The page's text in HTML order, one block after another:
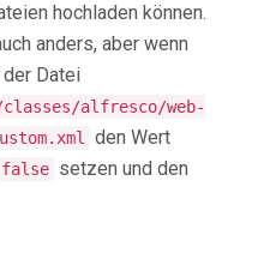
hochladen können.
anders, aber wenn
Datei
alfresco/web-
den Wert
false setzen und den